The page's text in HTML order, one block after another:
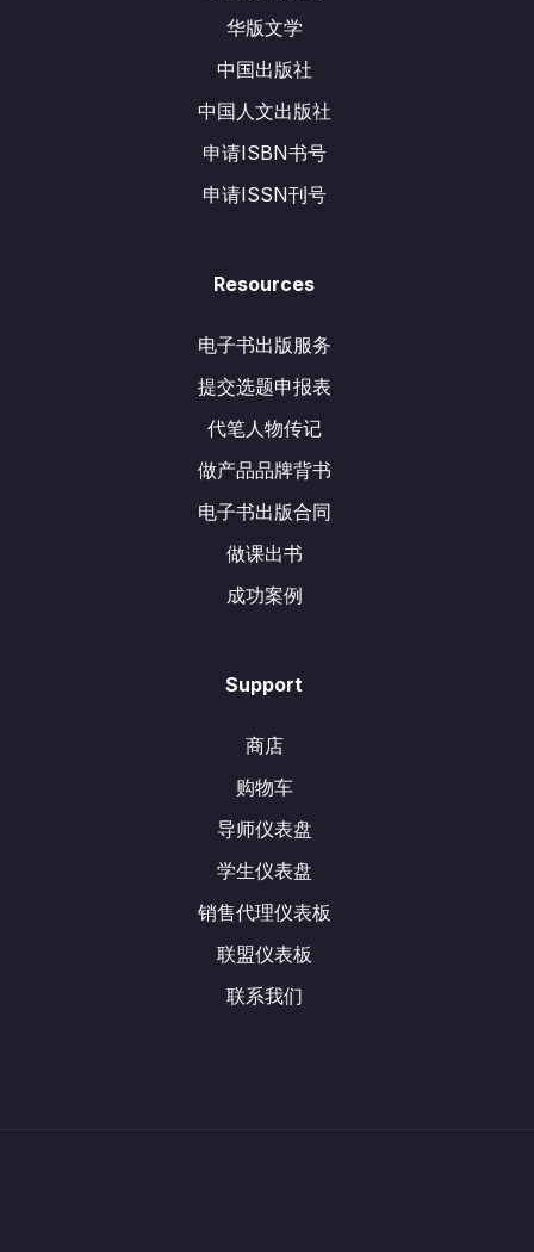
华版文学
中国出版社
中国人文出版社
申请ISBN书号
申请ISSN刊号
Resources
电子书出版服务
提交选题申报表
代笔人物传记
做产品品牌背书
电子书出版合同
做课出书
成功案例
Support
商店
购物车
导师仪表盘
学生仪表盘
销售代理仪表板
联盟仪表板
联系我们